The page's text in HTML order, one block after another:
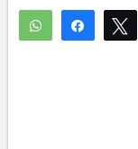
WhatsApp